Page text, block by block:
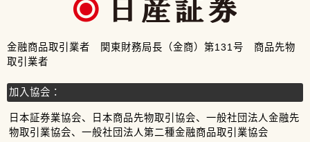
金融商品取引業者 関東財務局長（金商）第131号 商品先物
取引業者
加入協会：
日本証券業協会、日本商品先物取引協会、一般社団法人金融先
物取引業協会、一般社団法人第二種金融商品取引業協会